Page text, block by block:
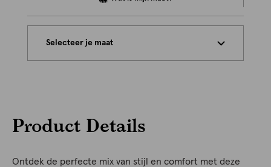
Selecteer je maat
Product Details
Ontdek de perfecte mix van stijl en comfort met deze